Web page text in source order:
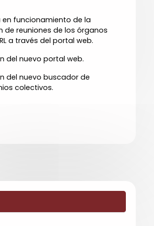
en funcionamiento de la
de reuniones de los órganos
a través del portal web.
del nuevo portal web.
del nuevo buscador de
colectivos.